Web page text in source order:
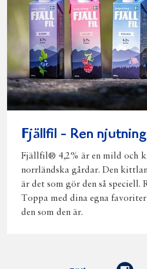
Fjällfil - Ren njutning
Fjällfil® 4,2% är en mild och
norrländska gårdar. Den
är det som gör den så
Toppa med dina egna
den som den är.